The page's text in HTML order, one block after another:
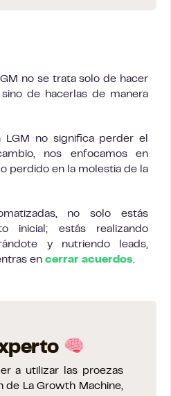
no se trata solo de hacer
de hacerlas de manera
LGM no significa perder el
nos enfocamos en
perdido en la molestia de la
no solo estás
inicial; estás realizando
y nutriendo leads,
en cerrar acuerdos.
a utilizar las proezas
de La Growth Machine,